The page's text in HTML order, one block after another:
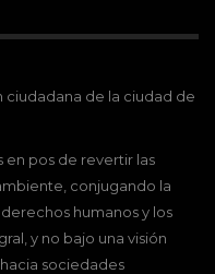
ciudadana de la ciudad de
en pos de revertir las
conjugando la
humanos y los
y no bajo una visión
sociedades